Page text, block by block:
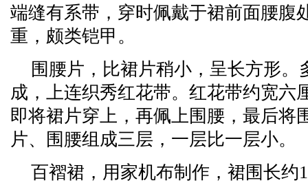
端缝有系带，穿时佩戴于裙前面腰腹
重，颇类铠甲。
围腰片，比裙片稍小，呈长方形
成，上连织秀红花带。红花带约宽六
即将裙片穿上，再佩上围腰，最后将
片、围腰组成三层，一层比一层小。
百褶裙，用家机布制作，裙围长约